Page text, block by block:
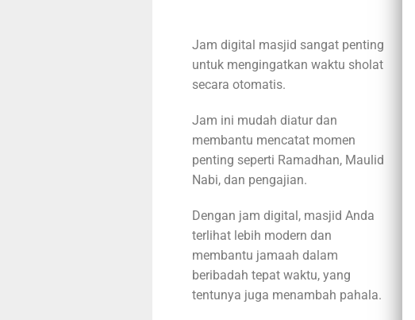
Jam digital masjid sangat penting
untuk mengingatkan waktu sholat
secara otomatis.
Jam ini mudah diatur dan
membantu mencatat momen
penting seperti Ramadhan, Maulid
Nabi, dan pengajian.
Dengan jam digital, masjid Anda
terlihat lebih modern dan
membantu jamaah dalam
beribadah tepat waktu, yang
tentunya juga menambah pahala.